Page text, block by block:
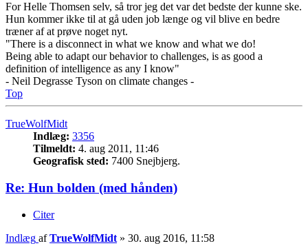
For Helle Thomsen selv, så tror jeg det var det bedste der kunne ske.
Hun kommer ikke til at gå uden job længe og vil blive en bedre
træner af at prøve noget nyt.
"There is a disconnect in what we know and what we do!
Being able to adapt our behavior to challenges, is as good a
definition of intelligence as any I know"
- Neil Degrasse Tyson on climate changes -
Top
TrueWolfMidt
Indlæg: 3356
Tilmeldt: 4. aug 2011, 11:46
Geografisk sted: 7400 Snejbjerg.
Re: Hun bolden (med hånden)
Citer
Indlæg afTrueWolfMidt » 30. aug 2016, 11:58